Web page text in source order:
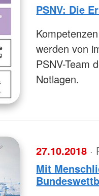
PSNV: Die
werden von
PSNV-Team
Notlagen.
27.10.2018 ·
Mit